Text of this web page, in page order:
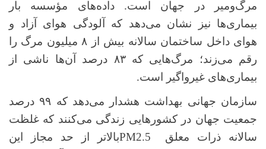
مرگ‌ومیر در جهان است. داده‌های مؤسسه بار
بیماری‌ها نیز نشان می‌دهد که آلودگی هوای آزاد و
هوای داخل ساختمان سالانه بیش از ۸ میلیون مرگ را
رقم می‌زند؛ مرگ‌هایی که۸۳ درصد آن‌ها ناشی از
بیماری‌های غیرواگیر است.
سازمان جهانی بهداشت هشدار می‌دهد که ۹۹ درصد
جمعیت جهان در کشورهایی زندگی می‌کنند که غلظت
سالانه ذرات معلق
PM2.5بالاتر از حد مجاز این